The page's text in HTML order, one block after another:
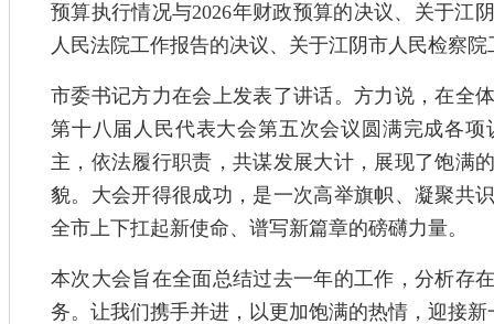
预算执行情况与2026年财政预算的决议、关于江
人民法院工作报告的决议、关于江阴市人民检察
市委书记方力在会上发表了讲话。方力说，在全
第十八届人民代表大会第五次会议圆满完成各
主，依法履行职责，共谋发展大计，展现了饱满
貌。大会开得很成功，是一次高举旗帜、凝聚共
全市上下扛起新使命、谱写新篇章的磅礴力量。
本次大会旨在全面总结过去一年的工作，分析存
务。让我们携手并进，以更加饱满的热情，迎接新